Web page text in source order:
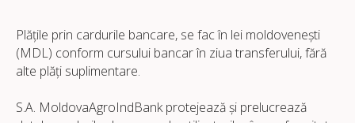
Plățile prin cardurile bancare, se fac în lei moldovenești
(MDL) conform cursului bancar în ziua transferului, fără
alte plăți suplimentare.
S.A. MoldovaAgroIndBank protejează și prelucrează